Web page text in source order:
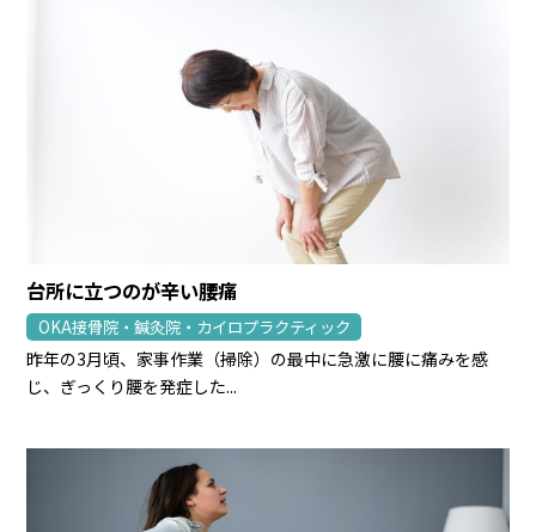
台所に立つのが辛い腰痛
OKA接骨院・鍼灸院・カイロプラクティック
昨年の3月頃、家事作業（掃除）の最中に急激に腰に痛みを感
じ、ぎっくり腰を発症した...